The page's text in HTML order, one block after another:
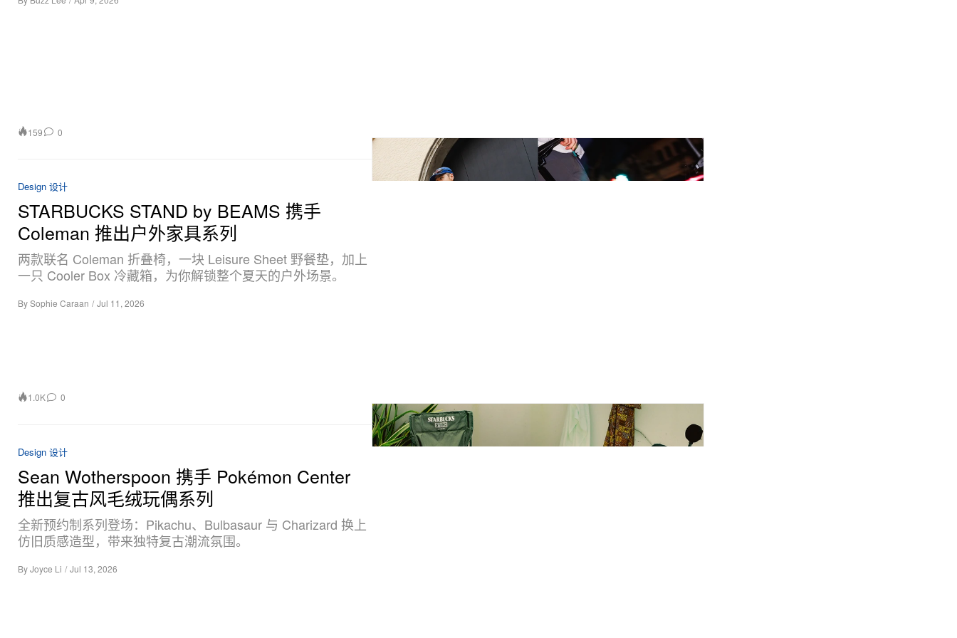
159 0
Design 设计
STARBUCKS STAND by BEAMS 携手
Coleman 推出户外家具系列
两款联名 Coleman 折叠椅，一块 Leisure Sheet 野餐垫，加上
一只 Cooler Box 冷藏箱，为你解锁整个夏天的户外场景。
BySophie Caraan / Jul 11, 2026
1.0K 0
Design 设计
Sean Wotherspoon 携手 Pokémon Center
推出复古风毛绒玩偶系列
全新预约制系列登场：Pikachu、Bulbasaur 与 Charizard 换上
仿旧质感造型，带来独特复古潮流氛围。
ByJoyce Li / Jul 13, 2026